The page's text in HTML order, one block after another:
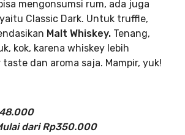
mengonsumsi rum, ada juga
Classic Dark. Untuk truffle,
Malt Whiskey. Tenang,
kok, karena whiskey lebih
dan aroma saja. Mampir, yuk!
dari Rp350.000